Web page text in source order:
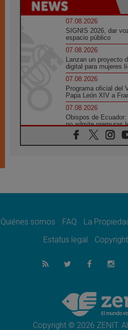
07.08.2026
SIGNIS 2026, dar
espacio público
07.08.2026
Lanzan un proyecto
digital para mujeres
07.08.2026
Programa oficial del
Papa León XIV a
07.08.2026
Obispos de
no admite premuras
06.08.2026
Cardenal Parolin: La
06.08.2026
06.08.2026
«Hoy nos sentimos
Líbano: Reanudan
medio de tensiones
Hiroshima y
Comienzan "Diez
Quiénes somos FAQ La
Estatus legal
Copyright
Copyright © 2026 ZENIT.